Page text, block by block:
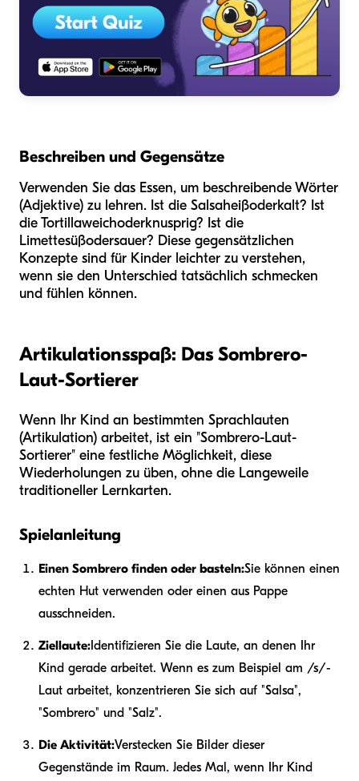
Beschreiben und Gegensätze
Verwenden Sie das Essen, um beschreibende Wörter
(Adjektive) zu lehren. Ist die Salsaheißoderkalt? Ist
die Tortillaweichoderknusprig? Ist die
Limettesüßodersauer? Diese gegensätzlichen
Konzepte sind für Kinder leichter zu verstehen,
wenn sie den Unterschied tatsächlich schmecken
und fühlen können.
Artikulationsspaß: Das Sombrero-
Laut-Sortierer
Wenn Ihr Kind an bestimmten Sprachlauten
(Artikulation) arbeitet, ist ein "Sombrero-Laut-
Sortierer" eine festliche Möglichkeit, diese
Wiederholungen zu üben, ohne die Langeweile
traditioneller Lernkarten.
Spielanleitung
Einen Sombrero finden oder basteln:Sie können einen
echten Hut verwenden oder einen aus Pappe
ausschneiden.
Ziellaute: Identifizieren Sie die Laute, an denen Ihr
Kind gerade arbeitet. Wenn es zum Beispiel am /s/-
Laut arbeitet, konzentrieren Sie sich auf "Salsa",
"Sombrero" und "Salz".
Die Aktivität:Verstecken Sie Bilder dieser
Gegenstände im Raum. Jedes Mal, wenn Ihr Kind